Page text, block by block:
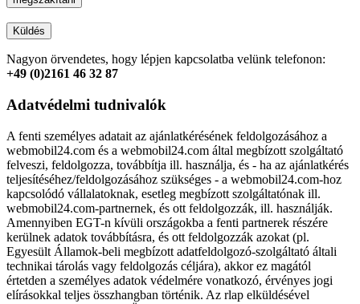
Küldés
Nagyon örvendetes, hogy lépjen kapcsolatba velünk telefonon:
+49 (0)2161 46 32 87
Adatvédelmi tudnivalók
A fenti személyes adatait az ajánlatkérésének feldolgozásához a
webmobil24.com és a webmobil24.com által megbízott szolgáltató
felveszi, feldolgozza, továbbítja ill. használja, és - ha az ajánlatkérés
teljesítéséhez/feldolgozásához szükséges - a webmobil24.com-hoz
kapcsolódó vállalatoknak, esetleg megbízott szolgáltatónak ill.
webmobil24.com-partnernek, és ott feldolgozzák, ill. használják.
Amennyiben EGT-n kívüli országokba a fenti partnerek részére
kerülnek adatok továbbításra, és ott feldolgozzák azokat (pl.
Egyesült Államok-beli megbízott adatfeldolgozó-szolgáltató általi
technikai tárolás vagy feldolgozás céljára), akkor ez magától
értetden a személyes adatok védelmére vonatkozó, érvényes jogi
elírásokkal teljes összhangban történik. Az rlap elküldésével